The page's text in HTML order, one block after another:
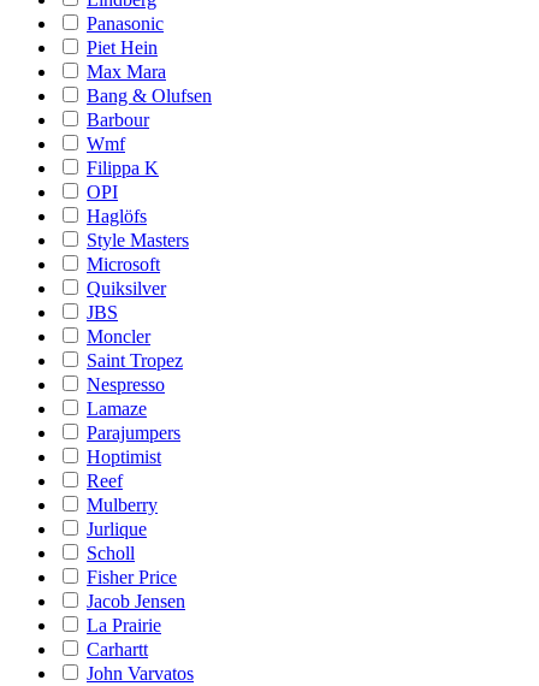
Panasonic
Piet Hein
Max Mara
Bang & Olufsen
Barbour
Wmf
Filippa K
OPI
Haglöfs
Style Masters
Microsoft
Quiksilver
JBS
Moncler
Saint Tropez
Nespresso
Lamaze
Parajumpers
Hoptimist
Reef
Mulberry
Jurlique
Scholl
Fisher Price
Jacob Jensen
La Prairie
Carhartt
John Varvatos